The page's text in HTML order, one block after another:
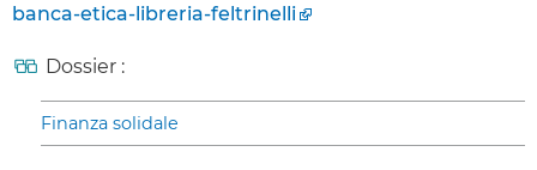
banca-etica-libreria-feltrinelli
Dossier :
Finanza solidale